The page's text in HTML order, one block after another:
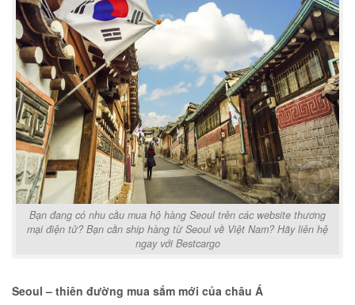
Bạn đang có nhu cầu mua hộ hàng Seoul trên các website thương
mại điện tử? Bạn cần ship hàng từ Seoul về Việt Nam? Hãy liên hệ
ngay với Bestcargo
Seoul – thiên đường mua sắm mới của châu Á